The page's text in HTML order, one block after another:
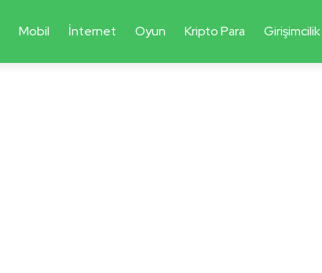
Mobil İnternet Oyun Kripto Para Girişimcilik